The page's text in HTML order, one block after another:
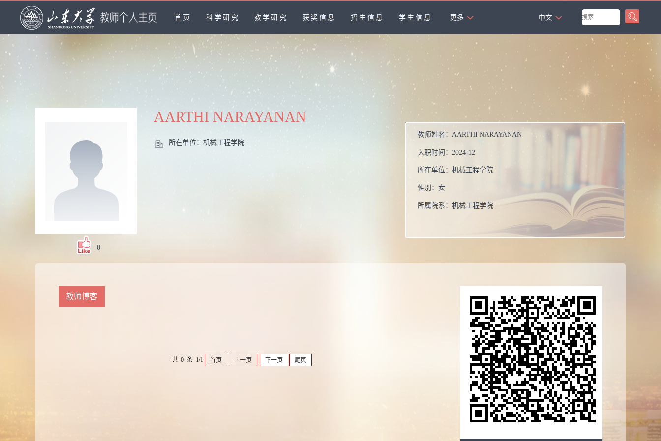
首页 科学研究 教学研究 获奖信息 招生信息 学生信息 更多
中文
0
AARTHI NARAYANAN
所在单位：机械工程学院
教师姓名： AARTHI NARAYANAN
入职时间： 2024-12
所在单位： 机械工程学院
性别： 女
所属院系： 机械工程学院
教师博客
共 0 条 1/1 首页 上一页 下一页 尾页